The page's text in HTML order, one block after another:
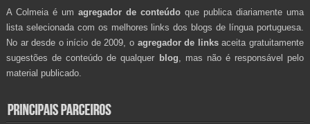
A Colmeia é um agregador de conteúdo que publica diariamente uma
lista selecionada com os melhores links dos blogs de língua portuguesa.
No ar desde o início de 2009, o agregador de linksaceita gratuitamente
sugestões de conteúdo de qualquer blog , mas não é responsável pelo
material publicado.